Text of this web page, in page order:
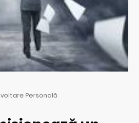
Personală